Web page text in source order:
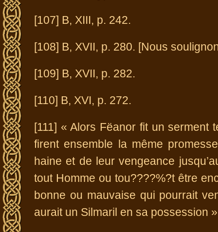
[107] B, XIII, p. 242.
[108] B, XVII, p. 280. [Nous
[109] B, XVII, p. 282.
[110] B, XVI, p. 272.
[111] « Alors Fëanor fit un serment
firent ensemble la même
haine et de leur vengeance
tout Homme ou tou????%?t être
bonne ou mauvaise qui pourrait
aurait un Silmaril en sa possession